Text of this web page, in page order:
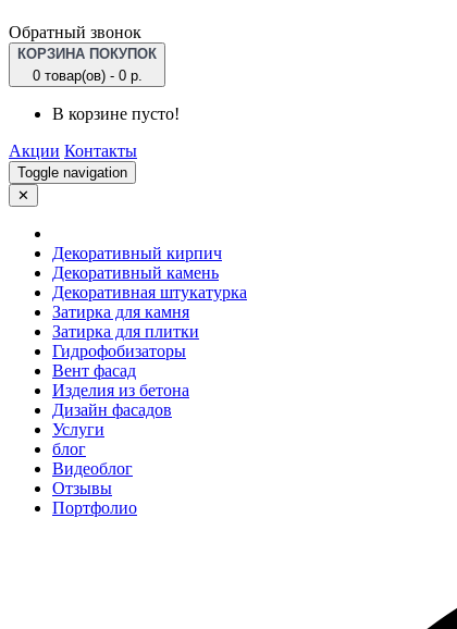
Обратный звонок
КОРЗИНА ПОКУПОК
0 товар(ов) - 0 р.
В корзине пусто!
Акции Контакты
Toggle navigation
✕
Декоративный кирпич
Декоративный камень
Декоративная штукатурка
Затирка для камня
Затирка для плитки
Гидрофобизаторы
Вент фасад
Изделия из бетона
Дизайн фасадов
Услуги
блог
Видеоблог
Отзывы
Портфолио